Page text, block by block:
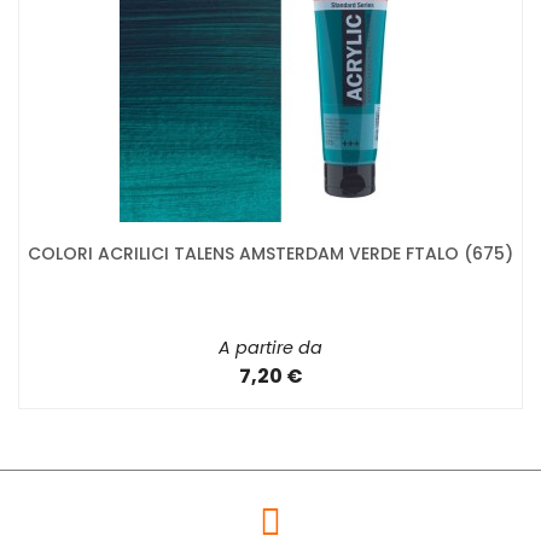
COLORI ACRILICI TALENS AMSTERDAM VERDE FTALO (675)
A partire da
7,20 €